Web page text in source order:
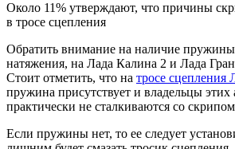
Около 11% утверждают, что причины
в тросе сцепления
Обратить внимание на наличие
натяжения, на Лада Калина 2 и Лада
Стоит отметить, что на тросе сцепления
пружина присутствует и владельцы этих
практически не сталкиваются со
Если пружины нет, то ее следует